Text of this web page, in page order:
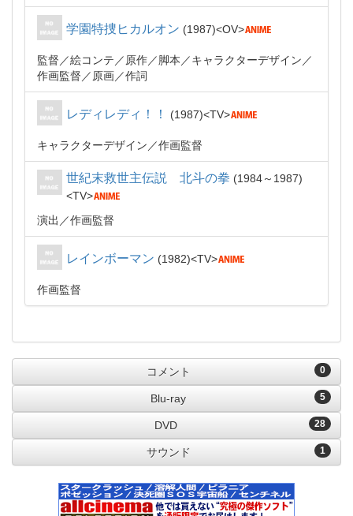
学園特捜ヒカルオン 1987 OV
監督 絵コンテ 原作 脚本
キャラクターデザイン
作画監督
原画 作詞
レディレディ！！ 1987 TV
キャラクターデザイン 作画監督
世紀末救世主伝説 北斗の拳
1984～1987
TV
演出
作画監督
レインボーマン 1982 TV
作画監督
0
コメント
5
Blu-ray
28
DVD
1
サウンド